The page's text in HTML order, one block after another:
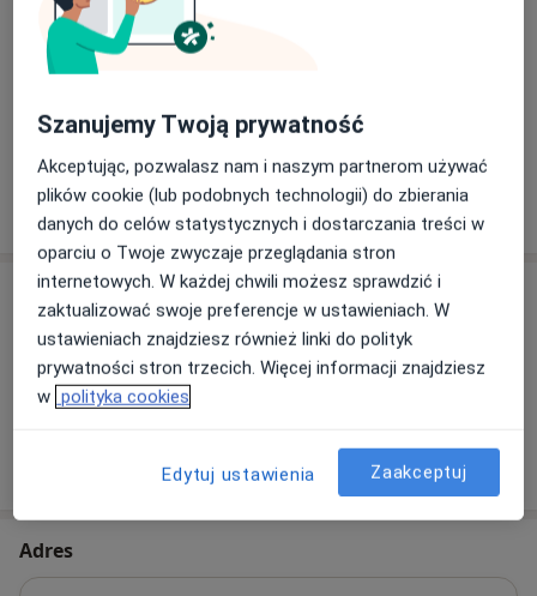
Zobacz galerię (1)
Pokaż więcejo doświadczeniu
Usługi i ceny
Konsultacja psychiatryczna
300 zł Szczegóły
W jaki sposób ustalane są ceny?
Adres
Szanujemy Twoją prywatność
Akceptując, pozwalasz nam i naszym partnerom używać
plików cookie (lub podobnych technologii) do zbierania
danych do celów statystycznych i dostarczania treści w
oparciu o Twoje zwyczaje przeglądania stron
internetowych. W każdej chwili możesz sprawdzić i
zaktualizować swoje preferencje w ustawieniach. W
ustawieniach znajdziesz również linki do polityk
prywatności stron trzecich. Więcej informacji znajdziesz
w polityka cookies
Edytuj ustawienia Zaakceptuj